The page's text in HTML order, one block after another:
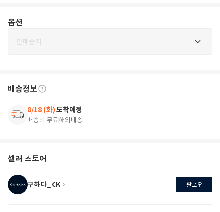
옵션
판매중지
배송정보
8/18 (화) 도착예정
배송비 무료해외배송
셀러 스토어
구하다_CK 팔로우